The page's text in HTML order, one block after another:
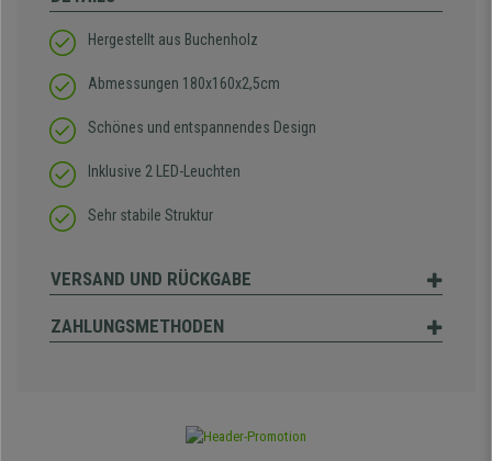
Hergestellt aus Buchenholz
Abmessungen 180x160x2,5cm
Schönes und entspannendes Design
Inklusive 2 LED-Leuchten
Sehr stabile Struktur
VERSAND UND RÜCKGABE
ZAHLUNGSMETHODEN